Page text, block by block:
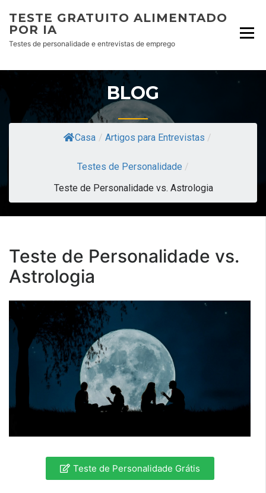
TESTE GRATUITO ALIMENTADO
POR IA
Testes de personalidade e entrevistas de emprego
BLOG
Casa / Artigos para Entrevistas /
Testes de Personalidade /
Teste de Personalidade vs. Astrologia
Teste de Personalidade vs.
Astrologia
Teste de Personalidade Grátis